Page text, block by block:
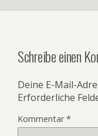
Schreibe einen
Deine E-Mail-
Erforderliche
Kommentar*